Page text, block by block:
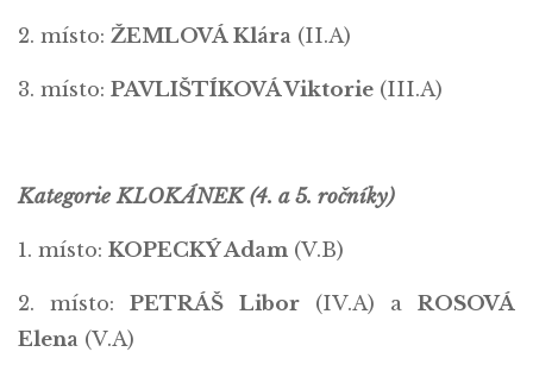
2. místo: ŽEMLOVÁ Klára (II.A)
3. místo: PAVLIŠTÍKOVÁ Viktorie (III.A)
Kategorie KLOKÁNEK (4. a 5. ročníky)
1. místo: KOPECKÝ Adam (V.B)
2. místo:PETRÁŠ Libor(IV.A) aROSOVÁ
Elena (V.A)